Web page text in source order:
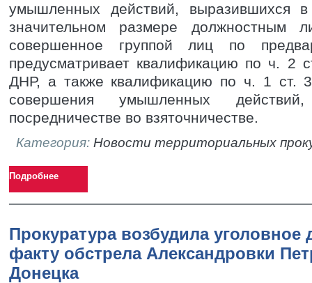
умышленных действий, выразившихся
значительном размере должностным
совершенное группой лиц по
предусматривает квалификацию по ч. 2
ДНР, а также квалификацию по ч. 1 ст.
совершения умышленных
посредничестве во взяточничестве.
Категория: Новости территориальных
Подробнее
Прокуратура возбудила уголовное
факту обстрела Александровки
Донецка